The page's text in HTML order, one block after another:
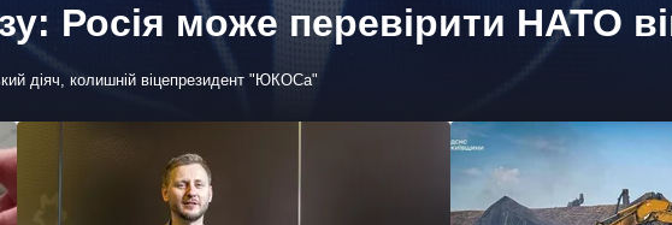
Росія може перевірити НАТО
діяч, колишній віцепрезидент "ЮКОСа"